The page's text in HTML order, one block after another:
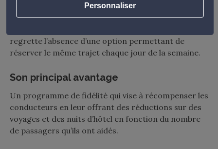
mais aussi d’autres types de partages, à destination
de quartiers commerciaux, d’universités ou encore
regrette l’absence d’une option permettant de
réserver le même trajet chaque jour de la semaine.
Son principal avantage
Un programme de fidélité qui vise à récompenser les
conducteurs en leur offrant des réductions sur des
voyages et des nuits d’hôtel en fonction du nombre
de passagers qu’ils ont aidés.
Personnaliser